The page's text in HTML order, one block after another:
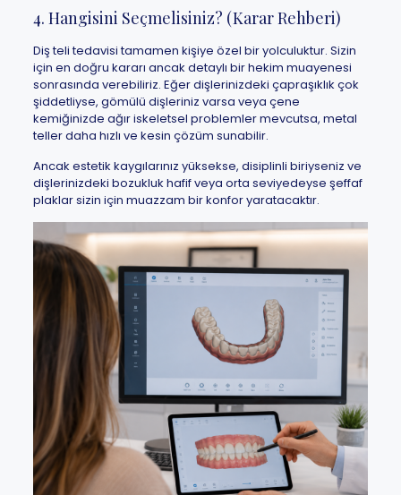
4. Hangisini Seçmelisiniz? (Karar Rehberi)
Diş teli tedavisi tamamen kişiye özel bir yolculuktur. Sizin
için en doğru kararı ancak detaylı bir hekim muayenesi
sonrasında verebiliriz. Eğer dişlerinizdeki çapraşıklık çok
şiddetliyse, gömülü dişleriniz varsa veya çene
kemiğinizde ağır iskeletsel problemler mevcutsa, metal
teller daha hızlı ve kesin çözüm sunabilir.
Ancak estetik kaygılarınız yüksekse, disiplinli biriyseniz ve
dişlerinizdeki bozukluk hafif veya orta seviyedeyse şeffaf
plaklar sizin için muazzam bir konfor yaratacaktır.